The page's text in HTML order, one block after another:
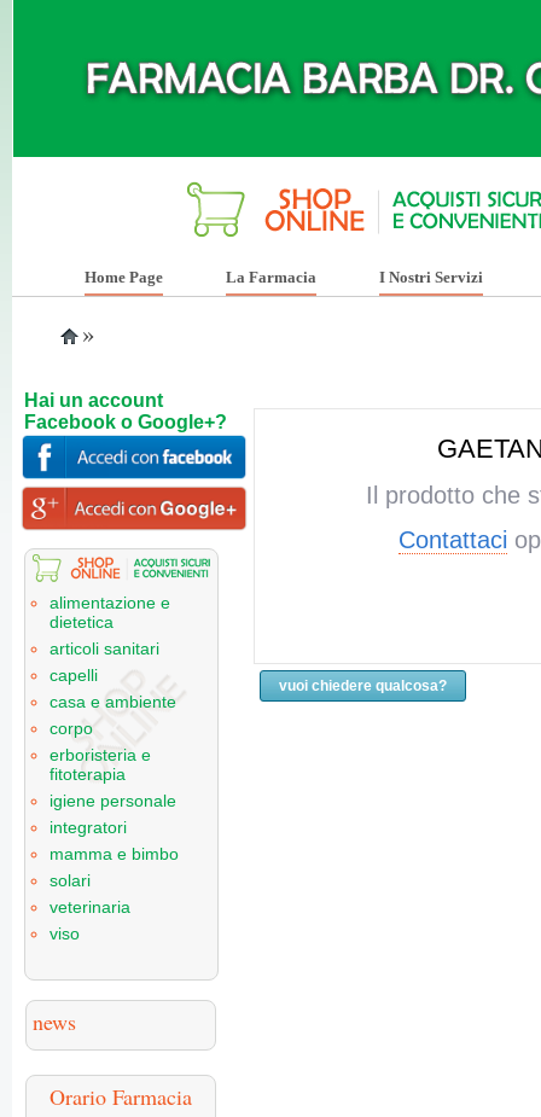
Hai un account
Facebook o Google+?
alimentazione e
dietetica
articoli sanitari
capelli
casa e ambiente
corpo
erboristeria e
fitoterapia
igiene personale
integratori
mamma e bimbo
solari
veterinaria
viso
news
Orario Farmacia
Home Page La Farmacia I Nostri Servizi
»
Il prodotto che
Contattaci
vuoi chiedere qualcosa?